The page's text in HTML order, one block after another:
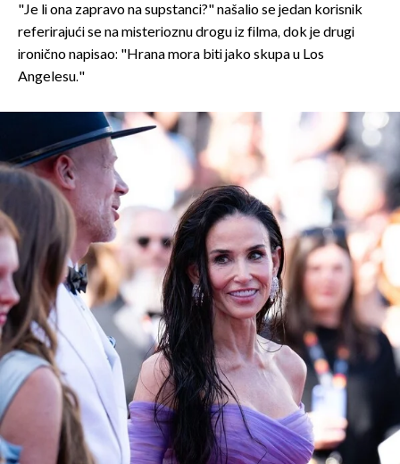
"Je li ona zapravo na supstanci?" našalio se jedan korisnik
referirajući se na misterioznu drogu iz filma, dok je drugi
ironično napisao: "Hrana mora biti jako skupa u Los
Angelesu."